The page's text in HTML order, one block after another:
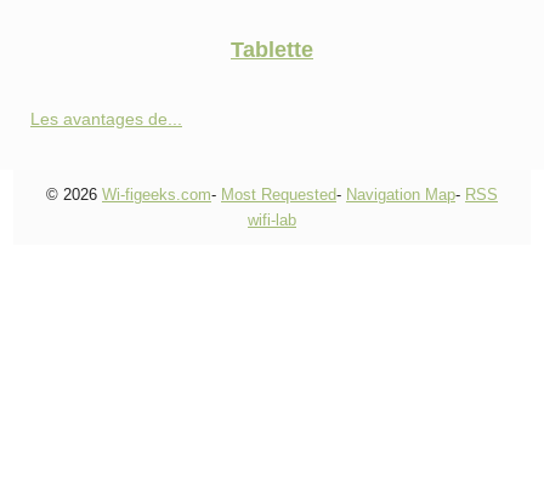
Tablette
Les avantages de...
© 2026 Wi-figeeks.com- Most Requested- Navigation Map- RSS
wifi-lab